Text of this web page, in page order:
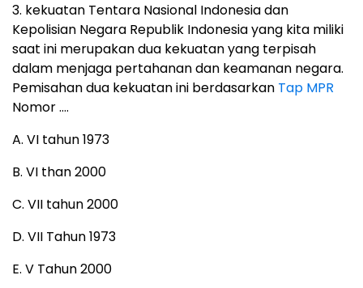
3. kekuatan Tentara Nasional Indonesia dan
Kepolisian Negara Republik Indonesia yang kita miliki
saat ini merupakan dua kekuatan yang terpisah
dalam menjaga pertahanan dan keamanan negara.
Pemisahan dua kekuatan ini berdasarkan Tap MPR
Nomor ….
A. VI tahun 1973
B. VI than 2000
C. VII tahun 2000
D. VII Tahun 1973
E. V Tahun 2000